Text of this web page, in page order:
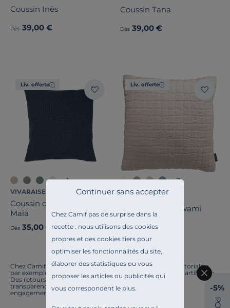
Chez Camif pas de surprise dans la
recette : nous utilisons des cookies
propres et des cookies tiers pour
optimiser les fonctionnalités du site,
élaborer des statistiques ou vous
proposer les articles ou publicités qui
vous correspondent le plus.
Continuer sans accepter
Coussin Inès
Dès 39,00 €
Coussin Tana
Dès 39,00 €
Liv. offerte
+1
VIVARAISE
Coussin coton recyclé
Maïa
Dès 35,00 €
Liv. offerte
+3
VIVARAISE
Coussin coton Swami
Dès 39,00 €
Chez Camif, on innove en permanence. Notre équipe éditoriale a
par exemple généré cette page à l'aide d'une intelligence artificielle.
Des retours ? Nous sommes à l'écoute. Tout comme la
transparence, l'amélioration continue fait partie de nos
engagements.
Note des clients
Pays de fabrication
-5%
P
O